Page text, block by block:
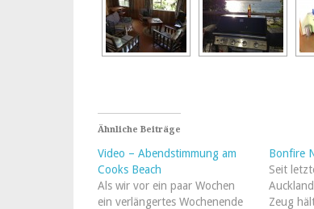
Ähnliche Beiträge
Video – Abendstimmung am
Cooks Beach
Als wir vor ein paar Wochen
ein verlängertes Wochenende
Bonfire
Seit
Zeug